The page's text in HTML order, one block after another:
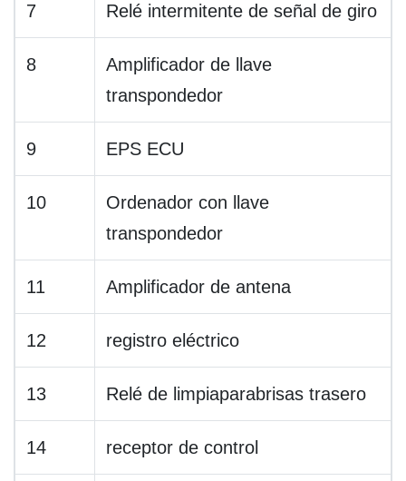
7 Relé intermitente de señal de giro
8
Amplificador de llave
transpondedor
9 EPS ECU
10
Ordenador con llave
transpondedor
11 Amplificador de antena
12 registro eléctrico
13 Relé de limpiaparabrisas trasero
14 receptor de control